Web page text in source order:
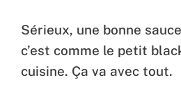
Sérieux, une bonne
c’est comme le petit
cuisine. Ça va avec tout.